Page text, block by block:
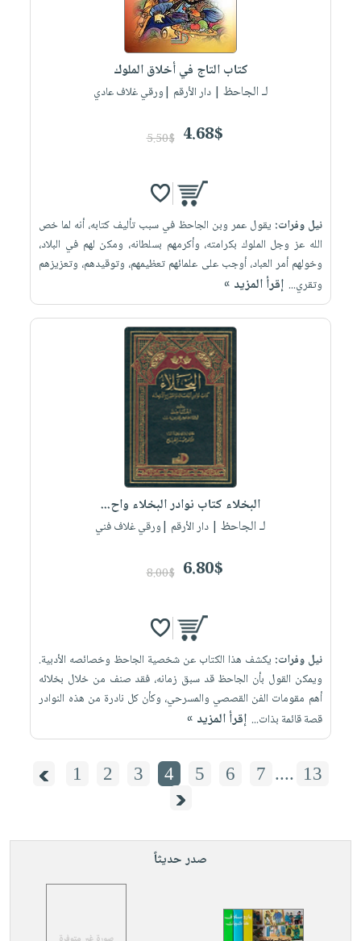
كتاب التاج في أخلاق الملوك
لـ الجاحظ | دار الأرقم |ورقي غلاف عادي
4.68$
5.50$
نيل وفرات: يقول عمر وبن الجاحظ في سبب تأليف كتابه، أنه لما خص
الله عز وجل الملوك بكرامته، وأكرمهم بسلطانه، ومكن لهم في البلاد،
وخولهم أمر العباد، أوجب على علمائهم تعظيمهم، وتوقيدهم، وتعزيزهم
وتقري... إقرأ المزيد »
البخلاء كتاب نوادر البخلاء واح...
لـ الجاحظ | دار الأرقم |ورقي غلاف فني
6.80$
8.00$
نيل وفرات: يكشف هذا الكتاب عن شخصية الجاحظ وخصائصه الأدبية.
ويمكن القول بأن الجاحظ قد سبق زمانه، فقد صنف من خلال بخلائه
أهم مقومات الفن القصصي والمسرحي، وكأن كل نادرة من هذه النوادر
قصة قائمة بذات... إقرأ المزيد »
1 2 3 4 5 6 7 .... 13
صدر حديثاً